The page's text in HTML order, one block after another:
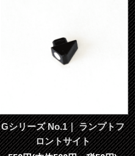
Gシリーズ No.1｜ ランプトフ
ロントサイト